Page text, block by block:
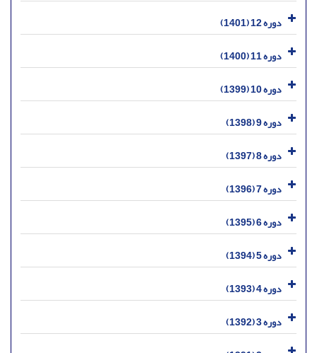
دوره 12 (1401)
دوره 11 (1400)
دوره 10 (1399)
دوره 9 (1398)
دوره 8 (1397)
دوره 7 (1396)
دوره 6 (1395)
دوره 5 (1394)
دوره 4 (1393)
دوره 3 (1392)